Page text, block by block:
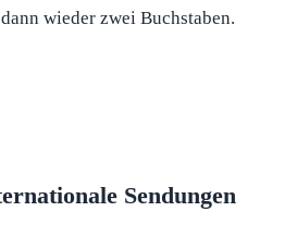
wieder zwei Buchstaben.
Sendungen